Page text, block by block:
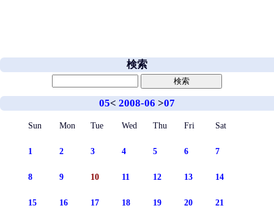
検索
05< 2008-06 >07
Sun Mon Tue Wed Thu Fri Sat
1 2 3 4 5 6 7
8 9 10 11 12 13 14
15 16 17 18 19 20 21